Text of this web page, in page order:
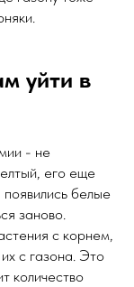
уйти в
- не
его еще
белые
заново.
с корнем,
с газона. Это
количество